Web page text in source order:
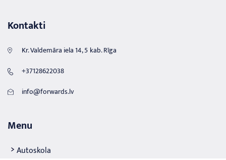
Kontakti
Kr. Valdemāra iela 14, 5 kab. Rīga
+37128622038
info@forwards.lv
Menu
Autoskola